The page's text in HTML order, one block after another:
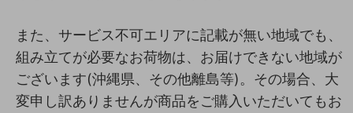
また、サービス不可エリアに記載が無い地域でも、
組み立てが必要なお荷物は、お届けできない地域が
ございます(沖縄県、その他離島等)。その場合、大
変申し訳ありませんが商品をご購入いただいてもお